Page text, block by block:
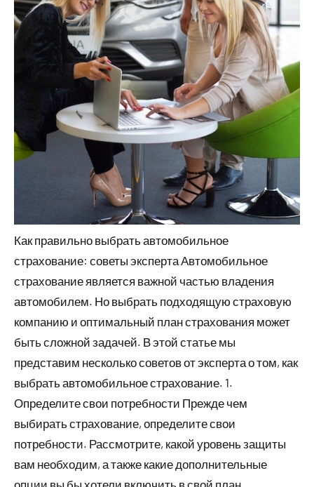
Как правильно выбрать автомобильное
страхование: советы эксперта Автомобильное
страхование является важной частью владения
автомобилем. Но выбрать подходящую страховую
компанию и оптимальный план страхования может
быть сложной задачей. В этой статье мы
представим несколько советов от эксперта о том, как
выбрать автомобильное страхование. 1.
Определите свои потребности Прежде чем
выбирать страхование, определите свои
потребности. Рассмотрите, какой уровень защиты
вам необходим, а также какие дополнительные